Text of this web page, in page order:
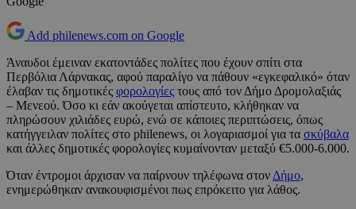
Add philenews.com on Google
Άναυδοι έμειναν εκατοντάδες πολίτες που έχουν σπίτι στα
Περβόλια Λάρνακας, αφού παραλίγο να πάθουν «εγκεφαλικό» όταν
έλαβαν τις δημοτικές φορολογίες τους από τον Δήμο Δρομολαξιάς
– Μενεού. Όσο κι εάν ακούγεται απίστευτο, κλήθηκαν να
πληρώσουν χιλιάδες ευρώ, ενώ σε κάποιες περιπτώσεις, όπως
κατήγγειλαν πολίτες στο philenews, οι λογαριασμοί για τα σκύβαλα
και άλλες δημοτικές φορολογίες κυμαίνονταν μεταξύ €5.000-6.000.
Όταν έντρομοι άρχισαν να παίρνουν τηλέφωνα στον Δήμο,
ενημερώθηκαν ανακουφισμένοι πως επρόκειτο για λάθος.